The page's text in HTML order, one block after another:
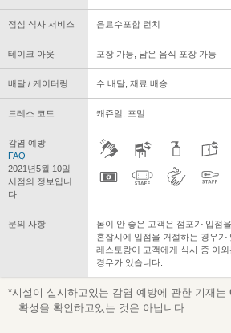
점심 식사 서비스 음료수포함 런치
테이크 아웃 포장 가능, 남은 음식 포장 가능
배달 / 케이터링 수 배달, 재료 배송
드레스 코드 캐쥬얼, 포멀
감염 예방
FAQ
2021년5월 10일
시점의 정보입니
다
문의 사항
몸이 안 좋은 고객은 점포가 입점
혼잡시에 입점을 거절하는 경우가
레스토랑이 고객에게 식사 중 이
경우가 있습니다.
*시설이 실시하고있는 감염 예방에 관한 기재는
확성을 확인하고있는 것은 아닙니다.